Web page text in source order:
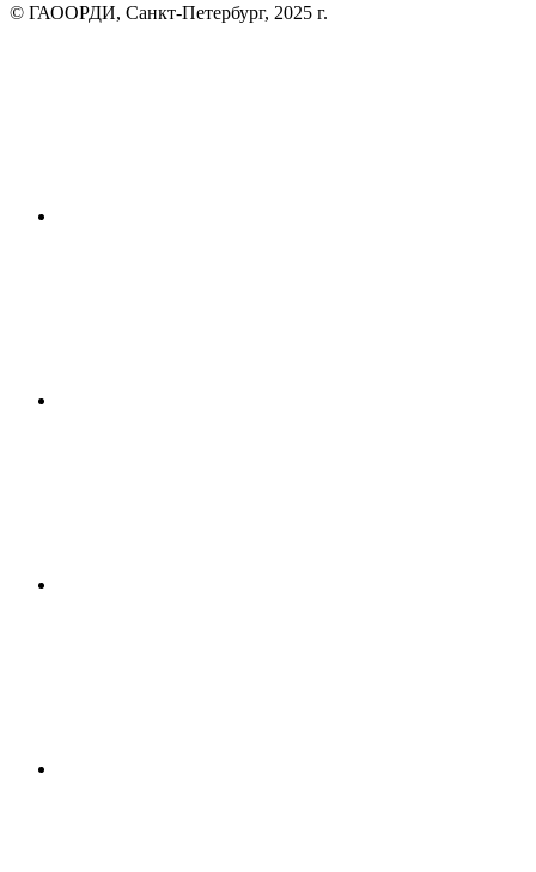
© ГАООРДИ, Санкт-Петербург, 2025 г.